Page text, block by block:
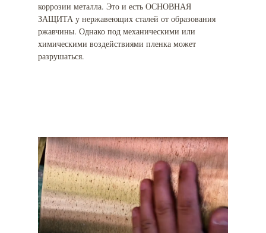
коррозии металла. Это и есть ОСНОВНАЯ
ЗАЩИТА у нержавеющих сталей от образования
ржавчины. Однако под механическими или
химическими воздействиями пленка может
разрушаться.